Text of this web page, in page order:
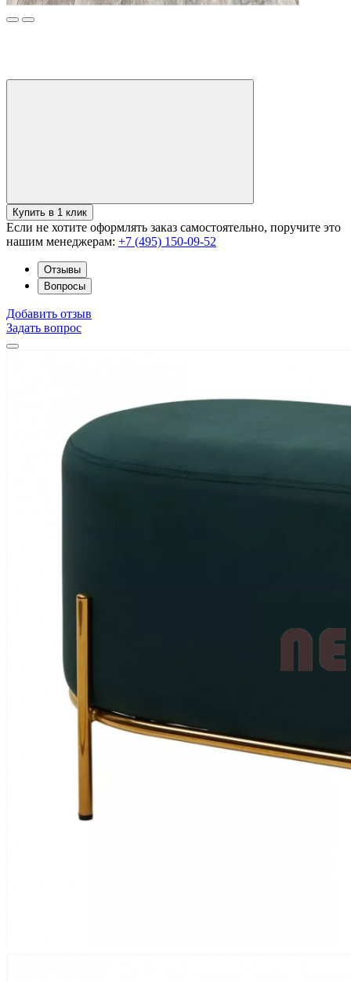
Купить в 1 клик
Если не хотите оформлять заказ самостоятельно, поручите это
нашим менеджерам: +7 (495) 150-09-52
Отзывы
Вопросы
Добавить отзыв
Задать вопрос